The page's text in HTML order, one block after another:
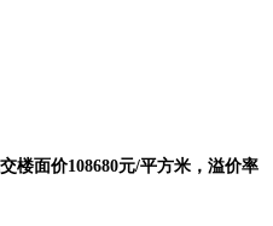
楼面价108680元/平方米，溢价率